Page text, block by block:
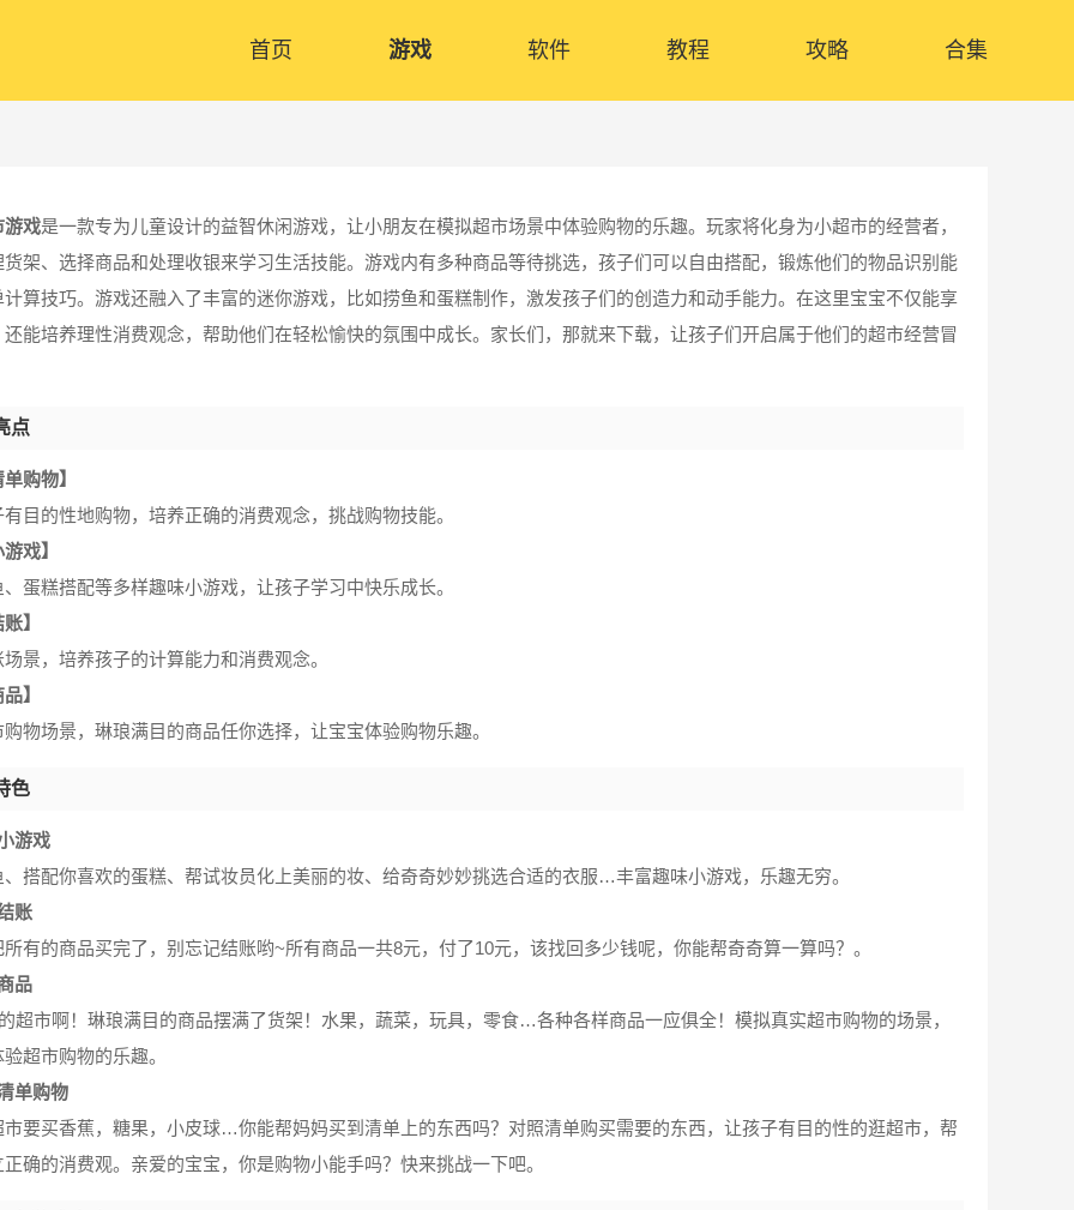
首页 游戏 软件 教程 攻略 合集
游戏是一款专为儿童设计的益智休闲游戏，让小朋友在模拟超市场景中体验购物的乐趣。玩家将化身为小超市的经营者，
货架、选择商品和处理收银来学习生活技能。游戏内有多种商品等待挑选，孩子们可以自由搭配，锻炼他们的物品识别能
计算技巧。游戏还融入了丰富的迷你游戏，比如捞鱼和蛋糕制作，激发孩子们的创造力和动手能力。在这里宝宝不仅能享
能培养理性消费观念，帮助他们在轻松愉快的氛围中成长。家长们，那就来下载，让孩子们开启属于他们的超市经营冒
点
购物】
目的性地购物，培养正确的消费观念，挑战购物技能。
戏】
蛋糕搭配等多样趣味小游戏，让孩子学习中快乐成长。
】
景，培养孩子的计算能力和消费观念。
】
物场景，琳琅满目的商品任你选择，让宝宝体验购物乐趣。
色
游戏
搭配你喜欢的蛋糕、帮试妆员化上美丽的妆、给奇奇妙妙挑选合适的衣服…丰富趣味小游戏，乐趣无穷。
账
有的商品买完了，别忘记结账哟~所有商品一共8元，付了10元，该找回多少钱呢，你能帮奇奇算一算吗？。
品
超市啊！琳琅满目的商品摆满了货架！水果，蔬菜，玩具，零食…各种各样商品一应俱全！模拟真实超市购物的场景，
超市购物的乐趣。
单购物
市要买香蕉，糖果，小皮球…你能帮妈妈买到清单上的东西吗？对照清单购买需要的东西，让孩子有目的性的逛超市，帮
确的消费观。亲爱的宝宝，你是购物小能手吗？快来挑战一下吧。